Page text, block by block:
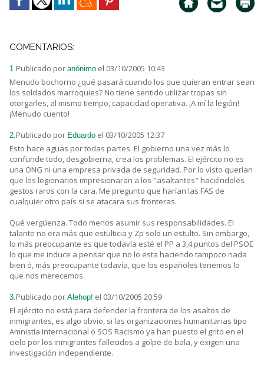
COMENTARIOS:
1.Publicado por anónimo el 03/10/2005 10:43
Menudo bochorno ¿qué pasará cuando los que quieran entrar sean
los soldados marroquies? No tiene sentido utilizar tropas sin
otorgarles, al mismo tiempo, capacidad operativa. ¡A mí la legión!
¡Menudo cuento!
2.Publicado por Eduardo el 03/10/2005 12:37
Esto hace aguas por todas partes. El gobierno una vez más lo
confunde todo, desgobierna, crea los problemas. El ejército no es
una ONG ni una empresa privada de seguridad. Por lo visto querían
que los legionarios impresionaran a los "asaltantes" haciéndoles
gestos raros con la cara. Me pregunto que harían las FAS de
cualquier otro país si se atacara sus fronteras.
Qué vergüenza. Todo menos asumir sus responsabilidades. El
talante no era más que estulticia y Zp solo un estulto. Sin embargo,
lo más preocupante es que todavía esté el PP a 3,4 puntos del PSOE
lo que me induce a pensar que no lo esta haciendo tampoco nada
bien ó, más preocupante todavía, que los españoles tenemos lo
que nos merecemos.
3.Publicado por Alehop! el 03/10/2005 20:59
El ejército no está para defender la frontera de los asaltos de
inmigrantes, es algo obvio, si las organizaciones humanitarias tipo
Amnistía Internacional o SOS Racismo ya han puesto el grito en el
cielo por los inmigrantes fallecidos a golpe de bala, y exigen una
investigación independiente.